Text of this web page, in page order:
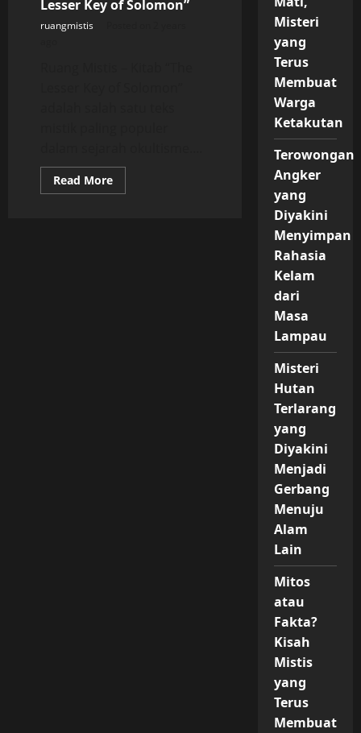
Lesser Key of Solomon”
ruangmistis
Read MoreRead
more
Misteri
yang
Terus
Membuat
Warga
Ketakutan
Terowongan
Angker
yang
Diyakini
Menyimpan
Rahasia
Kelam
dari
Masa
Lampau
Misteri
Hutan
Terlarang
yang
Diyakini
Menjadi
Gerbang
Menuju
Alam
Lain
Mitos
atau
Fakta?
Kisah
Mistis
yang
Terus
Membuat